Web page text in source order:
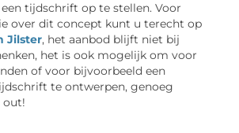
tijdschrift op te stellen. Voor
over dit concept kunt u terecht op
Jilster, het aanbod blijft niet bij
het is ook mogelijk om voor
of voor bijvoorbeeld een
te ontwerpen, genoeg
out!